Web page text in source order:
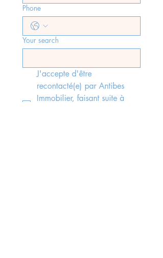
Phone
Your search
J'accepte d'être
recontacté(e) par Antibes
Immobilier, faisant suite à